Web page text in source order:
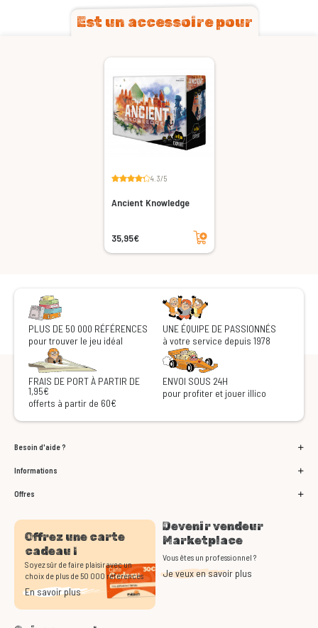
Est un accessoire pour
4.3/5
Ancient Knowledge
35,95€
Ajouter au panier
PLUS DE 50 000 RÉFÉRENCES
pour trouver le jeu idéal
UNE ÉQUIPE DE PASSIONNÉS
à votre service depuis 1978
FRAIS DE PORT À PARTIR DE
1,95€
offerts à partir de 60€
ENVOI SOUS 24H
pour profiter et jouer illico
Besoin d'aide ?
Informations
Offres
Offrez une carte
cadeau !
Soyez sûr de faire plaisir avec un
choix de plus de 50 000 références
En savoir plus
Devenir vendeur
Marketplace
Vous êtes un professionnel ?
Je veux en savoir plus